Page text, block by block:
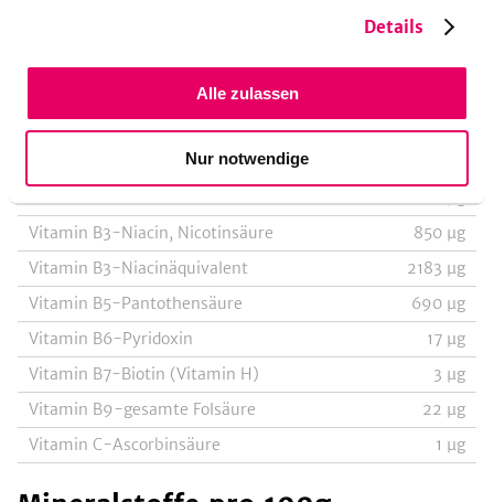
Details
Alle zulassen
Nur notwendige
µg
Vitamin E-Tocopheroläquivalent
Vitamin E-Alpha-Tocopherol
400 µg
Vitamin B3-Niacin, Nicotinsäure
850 µg
Vitamin B3-Niacinäquivalent
2183 µg
Vitamin B5-Pantothensäure
690 µg
Vitamin B6-Pyridoxin
17 µg
Vitamin B7-Biotin (Vitamin H)
3 µg
Vitamin B9-gesamte Folsäure
22 µg
Vitamin C-Ascorbinsäure
1 µg